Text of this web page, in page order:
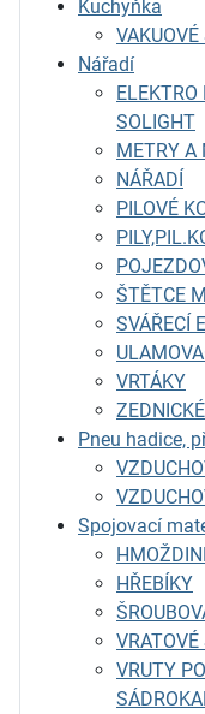
Kuchyňka
Nářadí
ELEKTRO
SOLIGHT
METRY A
NÁŘADÍ
PILOVÉ
ŠTĚTCE
SVÁŘECÍ
VRTÁKY
Pneu hadice,
Spojovací
HŘEBÍKY
VRATOVÉ
VRUTY